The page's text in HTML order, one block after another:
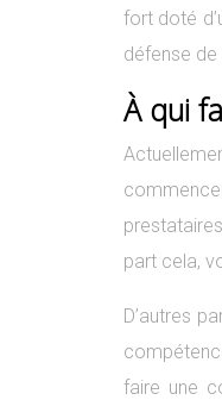
fort doté
défense
À qui
part cela,
D’autres
faire une